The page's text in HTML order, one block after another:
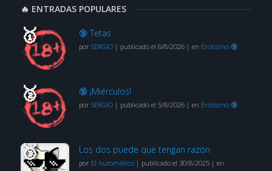
🔥 ENTRADAS POPULARES
🔞 Tetas
por SERGIO| publicado el 6/8/2026| en Erotismo 🔞
🔞 ¡Miérculos!
por SERGIO| publicado el 5/8/2026| en Erotismo 🔞
Los dos puede que tengan razón
por El Automático| publicado el 30/8/2025| en